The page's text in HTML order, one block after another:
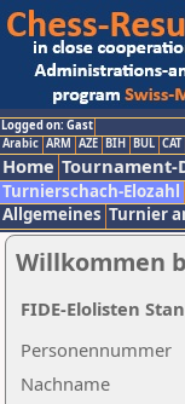
Logged on: Gast
Arabic ARM AZE BIH BUL CAT
Home Tournament-
Turnierschach-Elozahl
Allgemeines Turnier
Willkommen
Nachname
Personennummer
FIDE-Elolisten